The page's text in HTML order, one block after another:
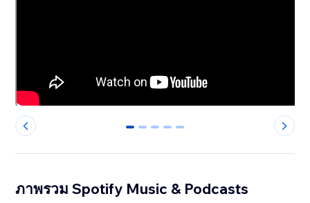
0 1 2 3 4
ภาพรวม Spotify Music & Podcasts